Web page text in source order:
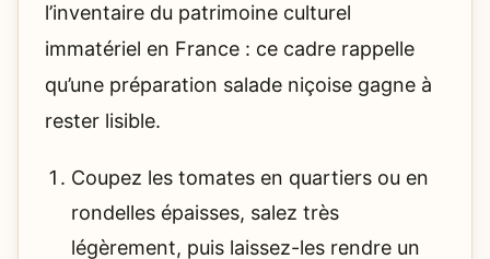
l’inventaire du patrimoine culturel
immatériel en France : ce cadre rappelle
qu’une préparation salade niçoise gagne à
rester lisible.
Coupez les tomates en quartiers ou en
rondelles épaisses, salez très
légèrement, puis laissez-les rendre un